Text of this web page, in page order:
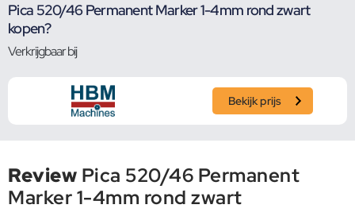
Pica 520/46 Permanent Marker 1-4mm rond zwart
kopen?
Verkrijgbaar bij
Bekijk prijs
Review Pica 520/46 Permanent
Marker 1-4mm rond zwart